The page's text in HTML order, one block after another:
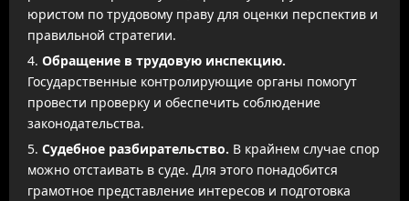
юристом по трудовому праву для оценки перспектив и
правильной стратегии.
Обращение в трудовую инспекцию.
Государственные контролирующие органы помогут
провести проверку и обеспечить соблюдение
законодательства.
Судебное разбирательство. В крайнем случае спор
можно отстаивать в суде. Для этого понадобится
грамотное представление интересов и подготовка